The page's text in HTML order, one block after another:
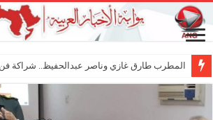
المطرب طارق غازي وناصر عبدالحفيظ.. شراكة